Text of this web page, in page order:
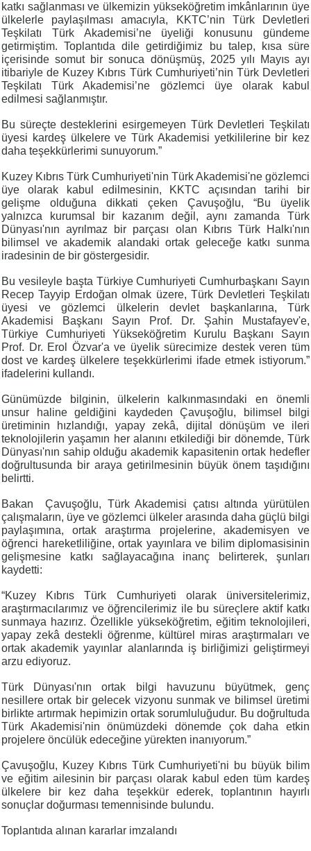
katkı sağlanması ve ülkemizin yükseköğretim imkânlarının üye
ülkelerle paylaşılması amacıyla, KKTC’nin Türk Devletleri
Teşkilatı Türk Akademisi’ne üyeliği konusunu gündeme
getirmiştim. Toplantıda dile getirdiğimiz bu talep, kısa süre
içerisinde somut bir sonuca dönüşmüş, 2025 yılı Mayıs ayı
itibariyle de Kuzey Kıbrıs Türk Cumhuriyeti’nin Türk Devletleri
Teşkilatı Türk Akademisi’ne gözlemci üye olarak kabul
edilmesi sağlanmıştır.
Bu süreçte desteklerini esirgemeyen Türk Devletleri Teşkilatı
üyesi kardeş ülkelere ve Türk Akademisi yetkililerine bir kez
daha teşekkürlerimi sunuyorum.”
Kuzey Kıbrıs Türk Cumhuriyeti'nin Türk Akademisi'ne gözlemci
üye olarak kabul edilmesinin, KKTC açısından tarihi bir
gelişme olduğuna dikkati çeken Çavuşoğlu, “Bu üyelik
yalnızca kurumsal bir kazanım değil, aynı zamanda Türk
Dünyası'nın ayrılmaz bir parçası olan Kıbrıs Türk Halkı'nın
bilimsel ve akademik alandaki ortak geleceğe katkı sunma
iradesinin de bir göstergesidir.
Bu vesileyle başta Türkiye Cumhuriyeti Cumhurbaşkanı Sayın
Recep Tayyip Erdoğan olmak üzere, Türk Devletleri Teşkilatı
üyesi ve gözlemci ülkelerin devlet başkanlarına, Türk
Akademisi Başkanı Sayın Prof. Dr. Şahin Mustafayev'e,
Türkiye Cumhuriyeti Yükseköğretim Kurulu Başkanı Sayın
Prof. Dr. Erol Özvar'a ve üyelik sürecimize destek veren tüm
dost ve kardeş ülkelere teşekkürlerimi ifade etmek istiyorum.”
ifadelerini kullandı.
Günümüzde bilginin, ülkelerin kalkınmasındaki en önemli
unsur haline geldiğini kaydeden Çavuşoğlu, bilimsel bilgi
üretiminin hızlandığı, yapay zekâ, dijital dönüşüm ve ileri
teknolojilerin yaşamın her alanını etkilediği bir dönemde, Türk
Dünyası'nın sahip olduğu akademik kapasitenin ortak hedefler
doğrultusunda bir araya getirilmesinin büyük önem taşıdığını
belirtti.
Bakan Çavuşoğlu, Türk Akademisi çatısı altında yürütülen
çalışmaların, üye ve gözlemci ülkeler arasında daha güçlü bilgi
paylaşımına, ortak araştırma projelerine, akademisyen ve
öğrenci hareketliliğine, ortak yayınlara ve bilim diplomasisinin
gelişmesine katkı sağlayacağına inanç belirterek, şunları
kaydetti:
“Kuzey Kıbrıs Türk Cumhuriyeti olarak üniversitelerimiz,
araştırmacılarımız ve öğrencilerimiz ile bu süreçlere aktif katkı
sunmaya hazırız. Özellikle yükseköğretim, eğitim teknolojileri,
yapay zekâ destekli öğrenme, kültürel miras araştırmaları ve
ortak akademik yayınlar alanlarında iş birliğimizi geliştirmeyi
arzu ediyoruz.
Türk Dünyası'nın ortak bilgi havuzunu büyütmek, genç
nesillere ortak bir gelecek vizyonu sunmak ve bilimsel üretimi
birlikte artırmak hepimizin ortak sorumluluğudur. Bu doğrultuda
Türk Akademisi'nin önümüzdeki dönemde çok daha etkin
projelere öncülük edeceğine yürekten inanıyorum.”
Çavuşoğlu, Kuzey Kıbrıs Türk Cumhuriyeti'ni bu büyük bilim
ve eğitim ailesinin bir parçası olarak kabul eden tüm kardeş
ülkelere bir kez daha teşekkür ederek, toplantının hayırlı
sonuçlar doğurması temennisinde bulundu.
Toplantıda alınan kararlar imzalandı